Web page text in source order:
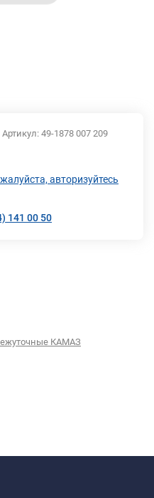
Артикул: 49-1878 007 209
авторизуйтесь
141 00 50
КАМАЗ